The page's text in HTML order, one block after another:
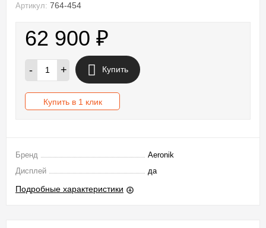
Артикул: 764-454
62 900 ₽
- + Купить
Купить в 1 клик
Бренд
Aeronik
Дисплей
да
Подробные характеристики